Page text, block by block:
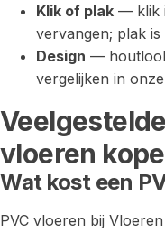
Klik of plak — klik
vervangen; plak
Design —
vergelijken in
vloeren
Wat kost een
PVC vloeren bij